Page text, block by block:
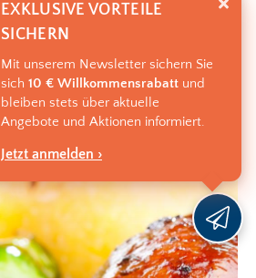
EXKLUSIVE VORTEILE
SICHERN
Mit unserem Newsletter sichern Sie
sich 10 € Willkommensrabatt und
bleiben stets über aktuelle
Angebote und Aktionen informiert.
Jetzt anmelden ›